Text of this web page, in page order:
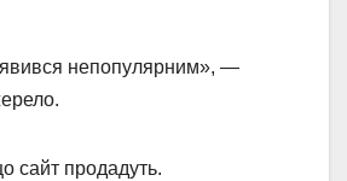
непопулярним», —
сайт продадуть.